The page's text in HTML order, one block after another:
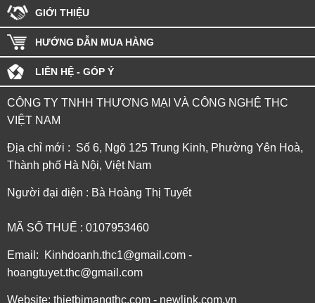
GIỚI THIỆU
HƯỚNG DẪN MUA HÀNG
LIÊN HỆ - GÓP Ý
CÔNG TY TNHH THƯƠNG MẠI VÀ CÔNG NGHỆ THC
VIỆT NAM
Địa chỉ mới : Số 6, Ngõ 125 Trung Kinh, Phường Yên Hoà,
Thành phố Hà Nội, Việt Nam
Người đại diện : Bà Hoàng Thị Tuyết
MÃ SỐ THUẾ : 0107953460
Email: Kinhdoanh.thc1@gmail.com -
hoangtuyet.thc@gmail.com
Website: thietbimangthc.com - newlink.com.vn